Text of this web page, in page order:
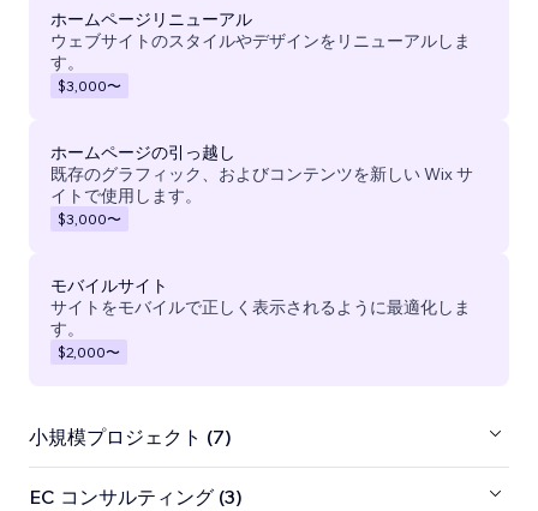
ホームページリニューアル
ウェブサイトのスタイルやデザインをリニューアルしま
す。
$3,000〜
ホームページの引っ越し
既存のグラフィック、およびコンテンツを新しい Wix サ
イトで使用します。
$3,000〜
モバイルサイト
サイトをモバイルで正しく表示されるように最適化しま
す。
$2,000〜
小規模プロジェクト (7)
EC コンサルティング (3)